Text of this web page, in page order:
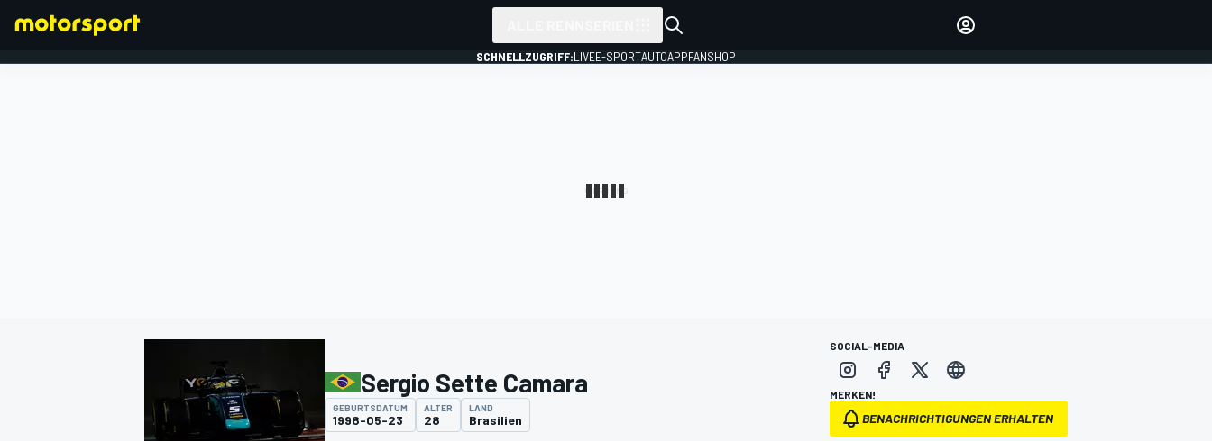
EINLOGGEN
SCHNELLZUGRIFF:LIVEE-SPORTAUTOAPPFANSHOP
Sergio Sette Camara
GEBURTSDATUM
1998-05-23
ALTER
28
LAND
Brasilien
SOCIAL-MEDIA
MERKEN!
BENACHRICHTIGUNGEN ERHALTEN